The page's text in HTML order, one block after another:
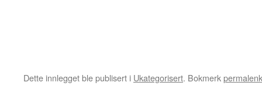
Dette innlegget ble publisert i Ukategorisert. Bokmerk